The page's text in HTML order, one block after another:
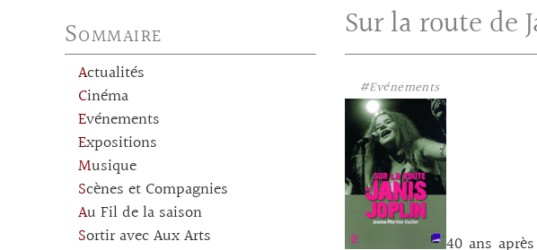
Sommaire
Actualités
Cinéma
Evénements
Expositions
Musique
Scènes et Compagnies
Au Fil de la saison
Sortir avec Aux Arts
Sur la route de
#Evénements
40 ans